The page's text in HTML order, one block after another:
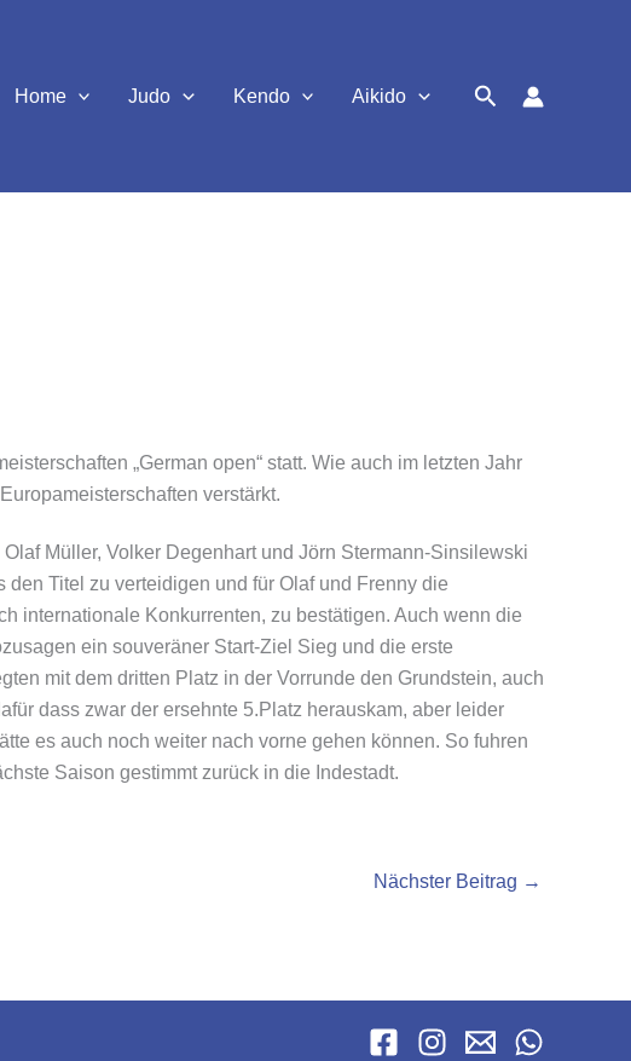
Home Judo Kendo Aikido Suchen
„German open“ statt. Wie auch im letzten Jahr
verstärkt.
Müller, Volker Degenhart und Jörn Stermann-Sinsilewski
Titel zu verteidigen und für Olaf und Frenny die
internationale Konkurrenten, zu bestätigen. Auch wenn die
ein souveräner Start-Ziel Sieg und die erste
mit dem dritten Platz in der Vorrunde den Grundstein, auch
dass zwar der ersehnte 5.Platz herauskam, aber leider
es auch noch weiter nach vorne gehen können. So fuhren
Saison gestimmt zurück in die Indestadt.
Nächster Beitrag →